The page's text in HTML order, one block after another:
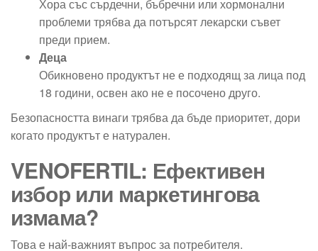
Хора със сърдечни, бъбречни или хормонални
проблеми трябва да потърсят лекарски съвет
преди прием.
Деца
Обикновено продуктът не е подходящ за лица под
18 години, освен ако не е посочено друго.
Безопасността винаги трябва да бъде приоритет, дори
когато продуктът е натурален.
VENOFERTIL: Ефективен
избор или маркетингова
измама?
Това е най-важният въпрос за потребителя.